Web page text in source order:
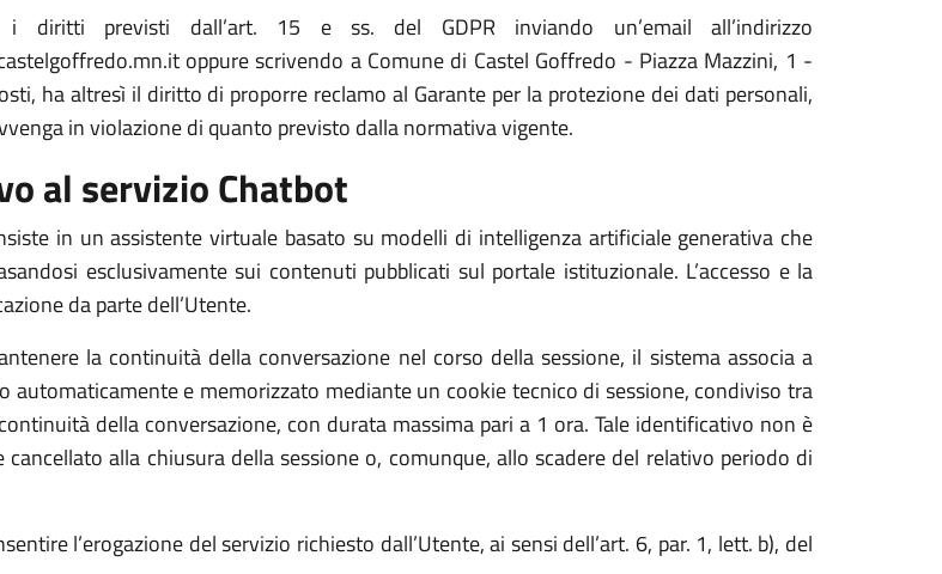
i diritti previsti dall’art. 15 e ss. del GDPR inviando un’email all’indirizzo
oppure scrivendo a Comune di Castel Goffredo - Piazza Mazzini, 1 -
ha altresì il diritto di proporre reclamo al Garante per la protezione dei dati personali,
in violazione di quanto previsto dalla normativa vigente.
al servizio Chatbot
in un assistente virtuale basato su modelli di intelligenza artificiale generativa che
esclusivamente sui contenuti pubblicati sul portale istituzionale. L’accesso e la
da parte dell’Utente.
la continuità della conversazione nel corso della sessione, il sistema associa a
e memorizzato mediante un cookie tecnico di sessione, condiviso tra
della conversazione, con durata massima pari a 1 ora. Tale identificativo non è
alla chiusura della sessione o, comunque, allo scadere del relativo periodo di
l’erogazione del servizio richiesto dall’Utente, ai sensi dell’art. 6, par. 1, lett. b), del